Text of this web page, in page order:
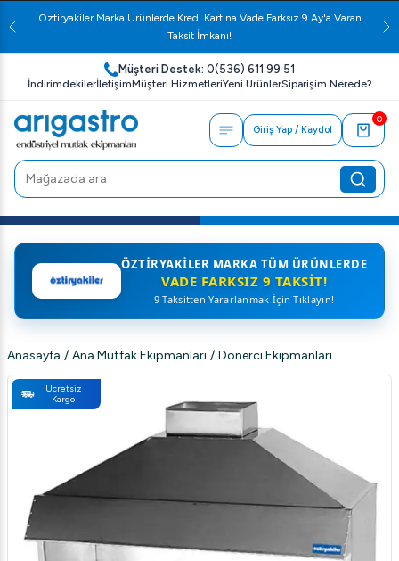
Öztiryakiler Marka Ürünlerde Kredi Kartına Vade Farksız 9 Ay'a Varan
Taksit İmkanı!
Müşteri Destek: 0(536) 611 99 51
İndirimdekilerİletişimMüşteri HizmetleriYeni ÜrünlerSiparişim Nerede?
Giriş Yap / Kaydol
0
ÖZTIRYAKILER MARKA TÜM ÜRÜNLERDE
VADE FARKSIZ 9 TAKSIT!
9 Taksitten Yararlanmak İçin Tıklayın!
Anasayfa / Ana Mutfak Ekipmanları / Dönerci Ekipmanları
Ücretsiz
Kargo